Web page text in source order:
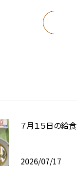
７月１５日の給食
2026/07/17